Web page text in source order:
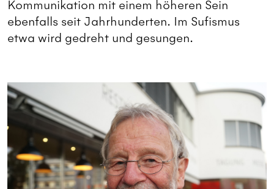
Kommunikation mit einem höheren Sein
ebenfalls seit Jahrhunderten. Im Sufismus
etwa wird gedreht und gesungen.